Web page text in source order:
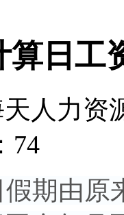
算日工
人力资
74
期由原